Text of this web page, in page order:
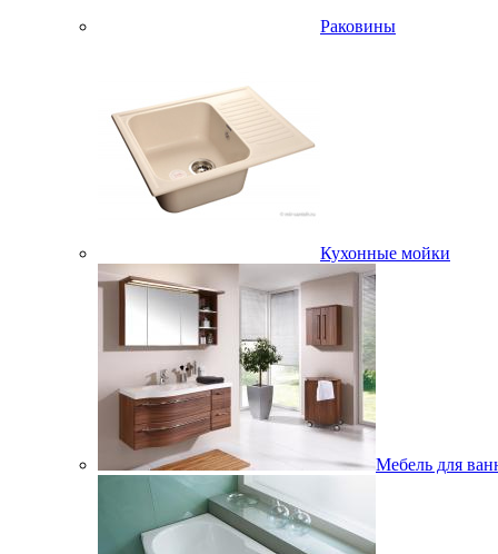
Раковины
Кухонные мойки
Мебель для